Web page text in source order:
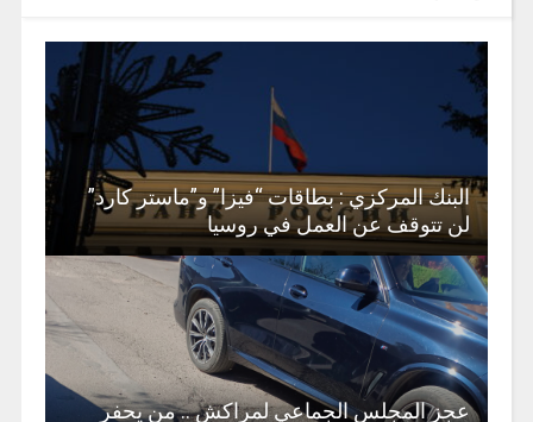
البنك المركزي : بطاقات “فيزا” و”ماستر كارد”
لن تتوقف عن العمل في روسيا
عجز المجلس الجماعي لمراكش .. من يحفر